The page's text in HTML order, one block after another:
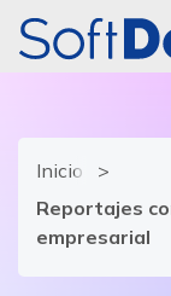
Inicio
Reportajes
empresarial